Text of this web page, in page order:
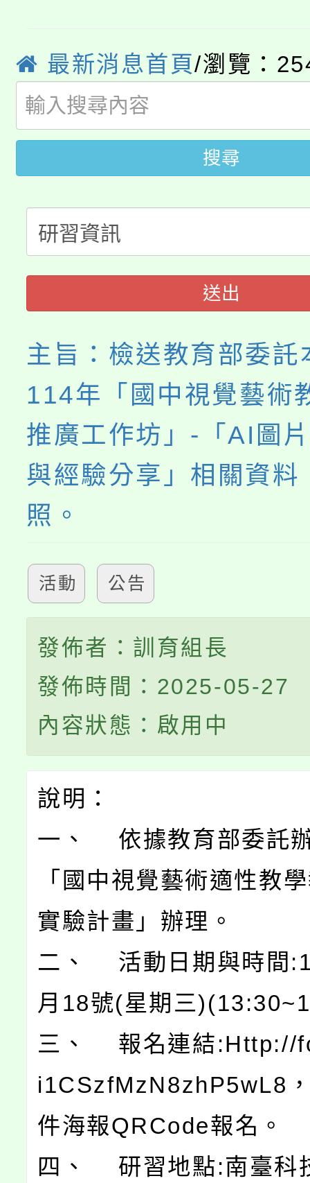
生本土語及新住民語歌
公告本校115學年度第
代理(課)教師甄選結果(
公告本校115學年度第
代理(課)教師甄選結果(
轉知中國文化大學推廣
《TA101》溝通分析基
程，歡迎學生輔導中心
心理、諮商輔導、社會
系所師生報名參加。
轉知苗栗縣政府辦理
門員」簡章及活動海報
踴躍報名參加。
要點
「桃園市補助參觀特色
115年度「教育部表揚
義教育推展貢獻獎」
最新消息首頁/瀏覽：
搜尋
送出
主旨：檢送教育部委託
114年「國中視覺藝術
推廣工作坊」-「AI圖
與經驗分享」相關資料
照。
活動 公告
發佈者：訓育組長
發佈時間：2025-05-27
內容狀態：啟用中
說明：
一、 依據教育部委託
「國中視覺藝術適性教
實驗計畫」辦理。
二、 活動日期與時間
月18號(星期三
三、 報名連結:Http://
i1CSzfMzN8zhP5wL8
件海報QRCode報名。
四、 研習地點:南臺科